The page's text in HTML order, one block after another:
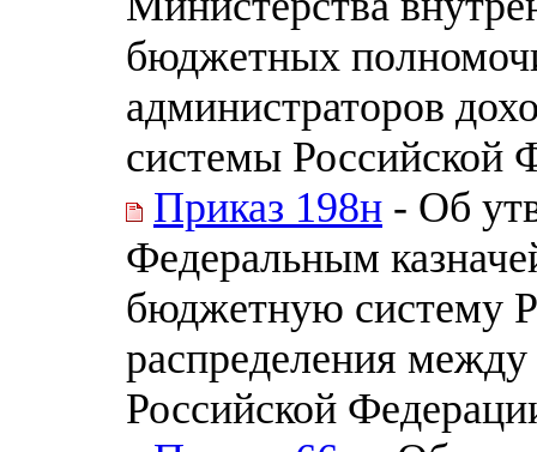
бюджетных
администраторов
системы Российской
Приказ 198н - Об
Федеральным
бюджетную систему
распределения
Российской